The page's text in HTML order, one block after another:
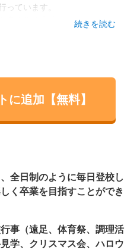
っています。
馬ビル6F
続きを読む
に追加【無料】
全日制のように毎日登校し
く卒業を目指すことができ
事（遠足、体育祭、調理活
学、クリスマス会、ハロウ